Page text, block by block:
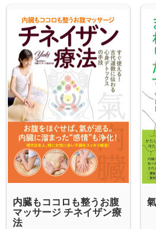
内臓もココロも整うお腹
マッサージ チネイザン療
法